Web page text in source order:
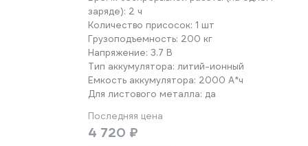
заряде): 2 ч
Количество присосок: 1 шт
Грузоподъемность: 200 кг
Напряжение: 3.7 В
Тип аккумулятора: литий-ионный
Емкость аккумулятора: 2000 А*ч
Для листового металла: да
Последняя цена
4 720 ₽